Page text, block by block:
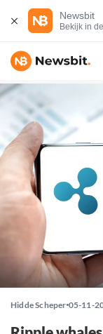
Newsbit
Bekijk in
Hidde Scheper 05-11-